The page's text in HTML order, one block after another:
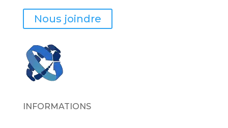
Nous joindre
INFORMATIONS